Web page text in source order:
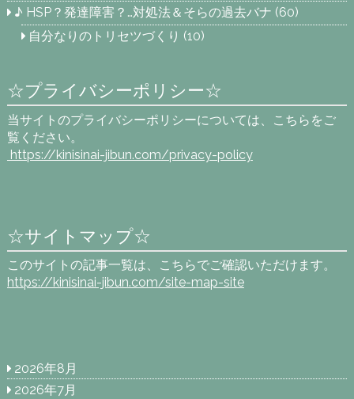
♪ HSP？発達障害？…対処法＆そらの過去バナ (60)
自分なりのトリセツづくり (10)
☆プライバシーポリシー☆
当サイトのプライバシーポリシーについては、こちらをご
覧ください。
https://kinisinai-jibun.com/privacy-policy
☆サイトマップ☆
このサイトの記事一覧は、こちらでご確認いただけます。
https://kinisinai-jibun.com/site-map-site
2026年8月
2026年7月